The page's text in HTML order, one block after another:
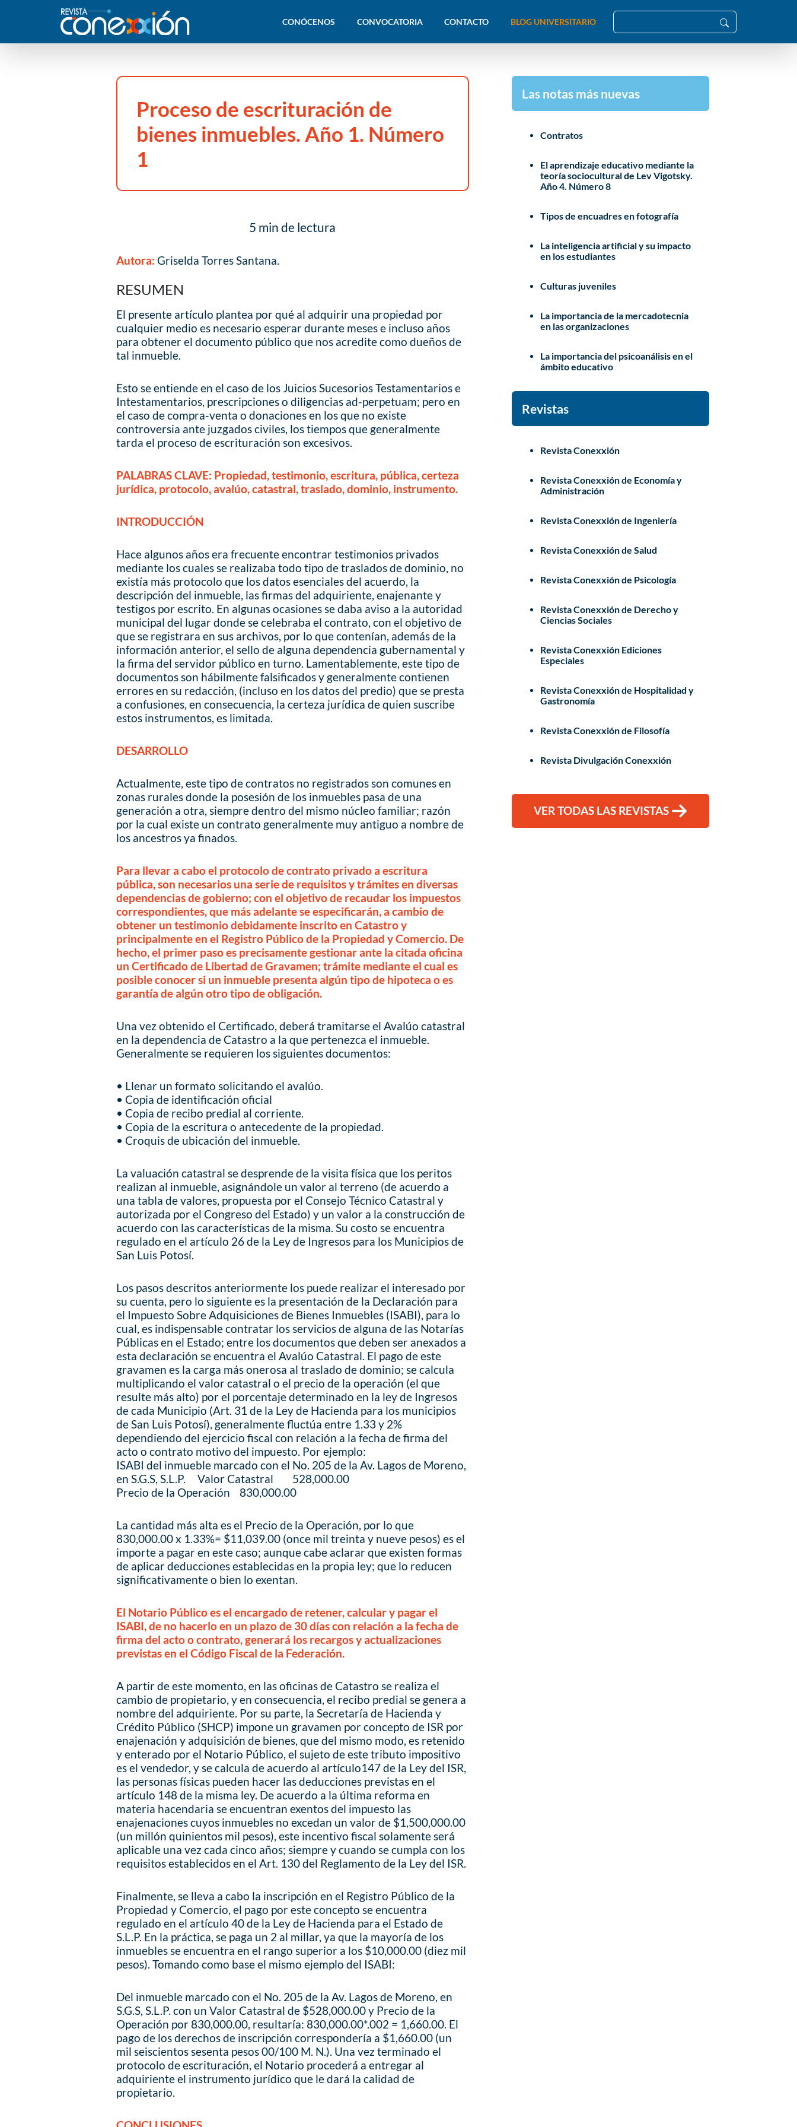
CONÓCENOS CONVOCATORIA CONTACTO BLOG UNIVERSITARIO
Proceso de escrituración de
bienes inmuebles. Año 1. Número
1
5 min de lectura
Autora: Griselda Torres Santana.
RESUMEN
El presente artículo plantea por qué al adquirir una propiedad por
cualquier medio es necesario esperar durante meses e incluso años
para obtener el documento público que nos acredite como dueños de
tal inmueble.
Esto se entiende en el caso de los Juicios Sucesorios Testamentarios e
Intestamentarios, prescripciones o diligencias ad-perpetuam; pero en
el caso de compra-venta o donaciones en los que no existe
controversia ante juzgados civiles, los tiempos que generalmente
tarda el proceso de escrituración son excesivos.
PALABRAS CLAVE: Propiedad, testimonio, escritura, pública, certeza
jurídica, protocolo, avalúo, catastral, traslado, dominio, instrumento.
INTRODUCCIÓN
Hace algunos años era frecuente encontrar testimonios privados
mediante los cuales se realizaba todo tipo de traslados de dominio, no
existía más protocolo que los datos esenciales del acuerdo, la
descripción del inmueble, las firmas del adquiriente, enajenante y
testigos por escrito. En algunas ocasiones se daba aviso a la autoridad
municipal del lugar donde se celebraba el contrato, con el objetivo de
que se registrara en sus archivos, por lo que contenían, además de la
información anterior, el sello de alguna dependencia gubernamental y
la firma del servidor público en turno. Lamentablemente, este tipo de
documentos son hábilmente falsificados y generalmente contienen
errores en su redacción, (incluso en los datos del predio) que se presta
a confusiones, en consecuencia, la certeza jurídica de quien suscribe
estos instrumentos, es limitada.
DESARROLLO
Actualmente, este tipo de contratos no registrados son comunes en
zonas rurales donde la posesión de los inmuebles pasa de una
generación a otra, siempre dentro del mismo núcleo familiar; razón
por la cual existe un contrato generalmente muy antiguo a nombre de
los ancestros ya finados.
Para llevar a cabo el protocolo de contrato privado a escritura
pública, son necesarios una serie de requisitos y trámites en diversas
dependencias de gobierno; con el objetivo de recaudar los impuestos
correspondientes, que más adelante se especificarán, a cambio de
obtener un testimonio debidamente inscrito en Catastro y
principalmente en el Registro Público de la Propiedad y Comercio. De
hecho, el primer paso es precisamente gestionar ante la citada oficina
un Certificado de Libertad de Gravamen; trámite mediante el cual es
posible conocer si un inmueble presenta algún tipo de hipoteca o es
garantía de algún otro tipo de obligación.
Una vez obtenido el Certificado, deberá tramitarse el Avalúo catastral
en la dependencia de Catastro a la que pertenezca el inmueble.
Generalmente se requieren los siguientes documentos:
• Llenar un formato solicitando el avalúo.
• Copia de identificación oficial
• Copia de recibo predial al corriente.
• Copia de la escritura o antecedente de la propiedad.
• Croquis de ubicación del inmueble.
La valuación catastral se desprende de la visita física que los peritos
realizan al inmueble, asignándole un valor al terreno (de acuerdo a
una tabla de valores, propuesta por el Consejo Técnico Catastral y
autorizada por el Congreso del Estado) y un valor a la construcción de
acuerdo con las características de la misma. Su costo se encuentra
regulado en el artículo 26 de la Ley de Ingresos para los Municipios de
San Luis Potosí.
Los pasos descritos anteriormente los puede realizar el interesado por
su cuenta, pero lo siguiente es la presentación de la Declaración para
el Impuesto Sobre Adquisiciones de Bienes Inmuebles (ISABI), para lo
cual, es indispensable contratar los servicios de alguna de las Notarías
Públicas en el Estado; entre los documentos que deben ser anexados a
esta declaración se encuentra el Avalúo Catastral. El pago de este
gravamen es la carga más onerosa al traslado de dominio; se calcula
multiplicando el valor catastral o el precio de la operación (el que
resulte más alto) por el porcentaje determinado en la ley de Ingresos
de cada Municipio (Art. 31 de la Ley de Hacienda para los municipios
de San Luis Potosí), generalmente fluctúa entre 1.33 y 2%
dependiendo del ejercicio fiscal con relación a la fecha de firma del
acto o contrato motivo del impuesto. Por ejemplo:
ISABI del inmueble marcado con el No. 205 de la Av. Lagos de Moreno,
en S.G.S, S.L.P. Valor Catastral 528,000.00
Precio de la Operación 830,000.00
La cantidad más alta es el Precio de la Operación, por lo que
830,000.00 x 1.33%= $11,039.00 (once mil treinta y nueve pesos) es el
importe a pagar en este caso; aunque cabe aclarar que existen formas
de aplicar deducciones establecidas en la propia ley; que lo reducen
significativamente o bien lo exentan.
El Notario Público es el encargado de retener, calcular y pagar el
ISABI, de no hacerlo en un plazo de 30 días con relación a la fecha de
firma del acto o contrato, generará los recargos y actualizaciones
previstas en el Código Fiscal de la Federación.
A partir de este momento, en las oficinas de Catastro se realiza el
cambio de propietario, y en consecuencia, el recibo predial se genera a
nombre del adquiriente. Por su parte, la Secretaría de Hacienda y
Crédito Público (SHCP) impone un gravamen por concepto de ISR por
enajenación y adquisición de bienes, que del mismo modo, es retenido
y enterado por el Notario Público, el sujeto de este tributo impositivo
es el vendedor, y se calcula de acuerdo al artículo147 de la Ley del ISR,
las personas físicas pueden hacer las deducciones previstas en el
artículo 148 de la misma ley. De acuerdo a la última reforma en
materia hacendaria se encuentran exentos del impuesto las
enajenaciones cuyos inmuebles no excedan un valor de $1,500,000.00
(un millón quinientos mil pesos), este incentivo fiscal solamente será
aplicable una vez cada cinco años; siempre y cuando se cumpla con los
requisitos establecidos en el Art. 130 del Reglamento de la Ley del ISR.
Finalmente, se lleva a cabo la inscripción en el Registro Público de la
Propiedad y Comercio, el pago por este concepto se encuentra
regulado en el artículo 40 de la Ley de Hacienda para el Estado de
S.L.P. En la práctica, se paga un 2 al millar, ya que la mayoría de los
inmuebles se encuentra en el rango superior a los $10,000.00 (diez mil
pesos). Tomando como base el mismo ejemplo del ISABI:
Del inmueble marcado con el No. 205 de la Av. Lagos de Moreno, en
S.G.S, S.L.P. con un Valor Catastral de $528,000.00 y Precio de la
Operación por 830,000.00, resultaría: 830,000.00*.002 = 1,660.00. El
pago de los derechos de inscripción correspondería a $1,660.00 (un
mil seiscientos sesenta pesos 00/100 M. N.). Una vez terminado el
protocolo de escrituración, el Notario procederá a entregar al
adquiriente el instrumento jurídico que le dará la calidad de
propietario.
Las notas más nuevas
Contratos
El aprendizaje educativo mediante la
teoría sociocultural de Lev Vigotsky.
Año 4. Número 8
Tipos de encuadres en fotografía
La inteligencia artificial y su impacto
en los estudiantes
Culturas juveniles
La importancia de la mercadotecnia
en las organizaciones
La importancia del psicoanálisis en el
ámbito educativo
Revistas
Revista Conexxión
Revista Conexxión de Economía y
Administración
Revista Conexxión de Ingeniería
Revista Conexxión de Salud
Revista Conexxión de Psicología
Revista Conexxión de Derecho y
Ciencias Sociales
Revista Conexxión Ediciones
Especiales
Revista Conexxión de Hospitalidad y
Gastronomía
Revista Conexxión de Filosofía
Revista Divulgación Conexxión
VER TODAS LAS REVISTAS